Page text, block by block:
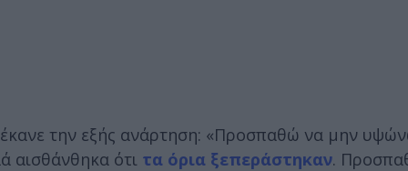
την εξής ανάρτηση: «Προσπαθώ να μην
αισθάνθηκα ότι τα όρια ξεπεράστηκαν.